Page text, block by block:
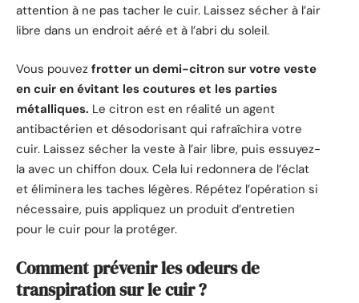
attention à ne pas tacher le cuir. Laissez sécher à l’air
libre dans un endroit aéré et à l’abri du soleil.
Vous pouvez frotter un demi-citron sur votre veste
en cuir en évitant les coutures et les parties
métalliques. Le citron est en réalité un agent
antibactérien et désodorisant qui rafraîchira votre
cuir. Laissez sécher la veste à l’air libre, puis essuyez-
la avec un chiffon doux. Cela lui redonnera de l’éclat
et éliminera les taches légères. Répétez l’opération si
nécessaire, puis appliquez un produit d’entretien
pour le cuir pour la protéger.
Comment prévenir les odeurs de
transpiration sur le cuir ?